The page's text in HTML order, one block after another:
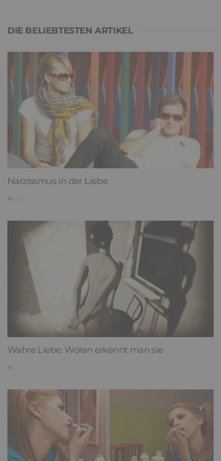
DIE BELIEBTESTEN ARTIKEL
Narzissmus in der Liebe
Wahre Liebe: Woran erkennt man sie